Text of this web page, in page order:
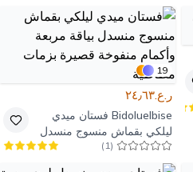
19
ر.ع.٢٤٫٦٣
Bidoluelbise فستان ميدي
ليلكي بقماش منسوج منسدل
بياقة مربعة وأكمام منفوخة
قصيرة بزمات مطاطية
(
1
)